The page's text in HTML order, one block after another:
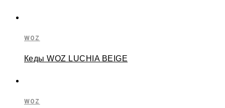
WOZ
Кеды WOZ LUCHIA BEIGE
WOZ